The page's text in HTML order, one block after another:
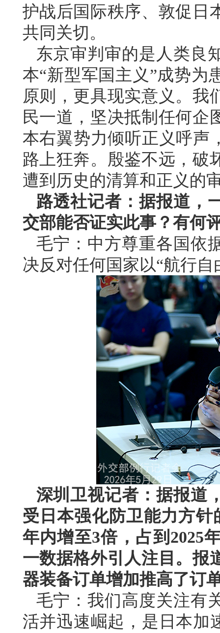
护战后国际秩序、敦促日
共同关切。
东京审判审的是人类良
本“新型军国主义”成势为
原则，更具现实意义。我
民一道，坚决抵制任何企
本右翼势力倾听正义呼声
路上狂奔。殷鉴不远，破
遭到历史的清算和正义的
路透社记者：据报道，
交部能否证实此事？有何
毛宁：中方尊重各国依
决反对任何国家以“航行
深圳卫视记者：据报道
受日本强化防卫能力方
年内增至3倍，占到2025
一数据格外引人注目。报
器装备订单增加推高了订
毛宁：我们高度关注有
活并迅速崛起，是日本加